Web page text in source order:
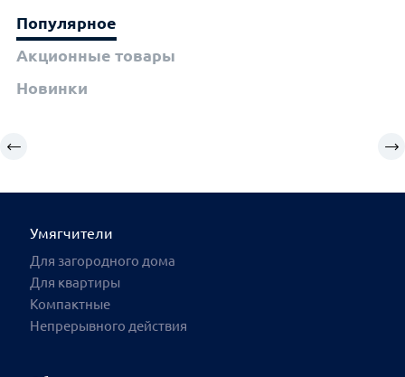
Популярное
Акционные товары
Новинки
Умягчители
Для загородного дома
Для квартиры
Компактные
Непрерывного действия